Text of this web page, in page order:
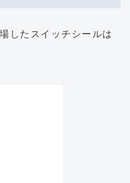
したスイッチシールは